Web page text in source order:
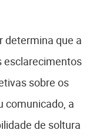
determina que a
esclarecimentos
sobre os
comunicado, a
de soltura